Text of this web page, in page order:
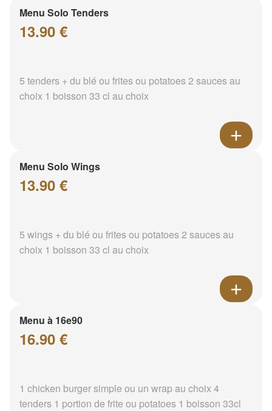
Menu Solo Tenders
13.90 €
5 tenders + du blé ou frites ou potatoes 2 sauces au
choix 1 boisson 33 cl au choix
Menu Solo Wings
13.90 €
5 wings + du blé ou frites ou potatoes 2 sauces au
choix 1 boisson 33 cl au choix
Menu à 16e90
16.90 €
1 chicken burger simple ou un wrap au choix 4
tenders 1 portion de frite ou potatoes 1 boisson 33cl